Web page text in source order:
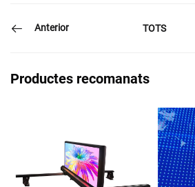
Anterior TOTS
Productes recomanats